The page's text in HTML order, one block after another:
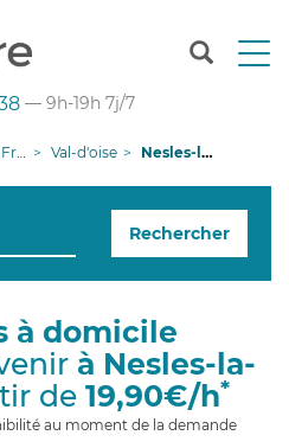
T
n
g
i
— 9h-19h 7j/7
Val-d'oise Nesles-la-Vallée
Rechercher
à domicile
à Nesles-la-
de 19,90€/h*
au moment de la demande